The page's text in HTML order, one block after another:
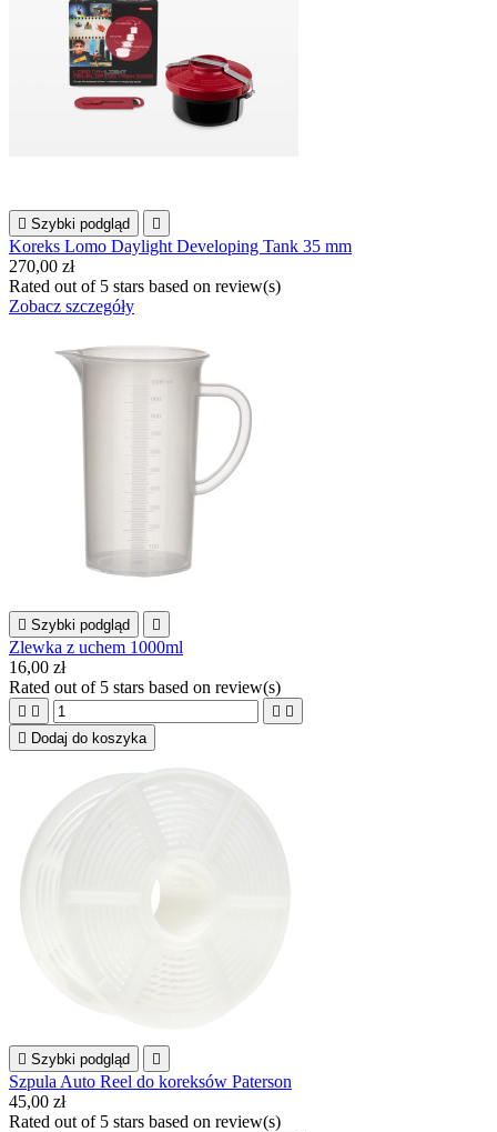
 Szybki podgląd 
Koreks Lomo Daylight Developing Tank 35 mm
270,00 zł
Rated out of 5 stars based on review(s)
Zobacz szczegóły
 Szybki podgląd 
Zlewka z uchem 1000ml
16,00 zł
Rated out of 5 stars based on review(s)
   
 Dodaj do koszyka
 Szybki podgląd 
Szpula Auto Reel do koreksów Paterson
45,00 zł
Rated out of 5 stars based on review(s)